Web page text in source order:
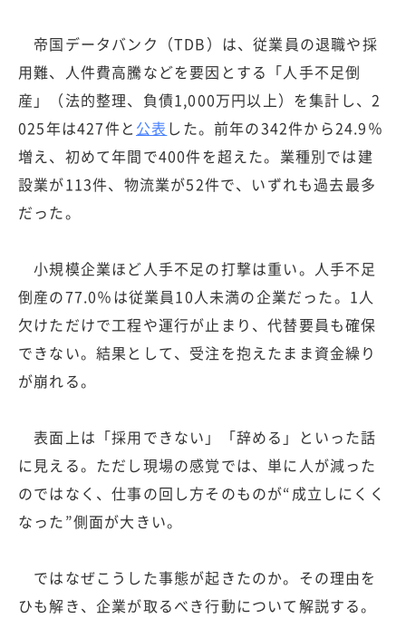
帝国データバンク（TDB）は、従業員の退職や採
用難、人件費高騰などを要因とする「人手不足倒
産」（法的整理、負債1,000万円以上）を集計し、2
025年は427件と 公表 した。前年の342件から24.9％
増え、初めて年間で400件を超えた。業種別では建
設業が113件、物流業が52件で、いずれも過去最多
だった。
小規模企業ほど人手不足の打撃は重い。人手不足
倒産の77.0％は従業員10人未満の企業だった。1人
欠けただけで工程や運行が止まり、代替要員も確保
できない。結果として、受注を抱えたまま資金繰り
が崩れる。
表面上は「採用できない」「辞める」といった話
に見える。ただし現場の感覚では、単に人が減った
のではなく、仕事の回し方そのものが“成立しにくく
なった”側面が大きい。
ではなぜこうした事態が起きたのか。その理由を
ひも解き、企業が取るべき行動について解説する。